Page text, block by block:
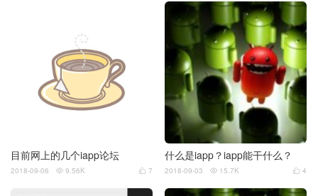
目前网上的几个iapp论坛
 7
2018-09-06  9.56K
什么是iapp？iapp能干什么？
 4
2018-09-03  15.7K